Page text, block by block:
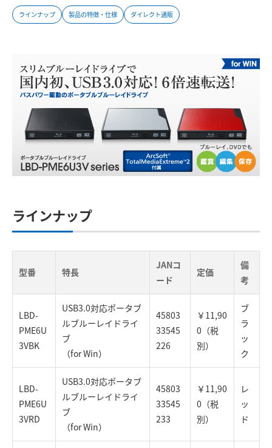
ラインナップ 製品の特徴・仕様 ダイレクト通販
ラインナップ
型番 特長
JANコ
ード
定価
備
考
LBD-
PME6U
3VBK
USB3.0対応ポータブ
ルブルーレイドライ
ブ
（for Win）
45803
33545
226
￥11,90
0（税
別）
ブ
ラ
ッ
ク
LBD-
PME6U
3VRD
USB3.0対応ポータブ
ルブルーレイドライ
ブ
（for Win）
45803
33545
233
￥11,90
0（税
別）
レ
ッ
ド